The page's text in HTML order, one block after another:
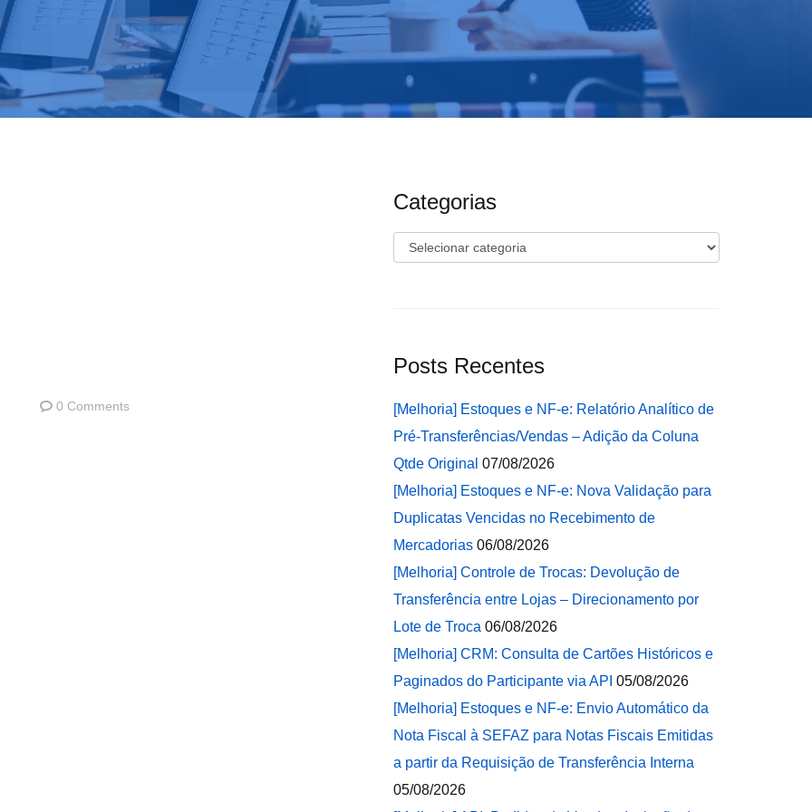
0 Comments
Categorias
Categorias
Posts Recentes
[Melhoria] Estoques e NF-e: Relatório Analítico de
Pré-Transferências/Vendas – Adição da Coluna
Qtde Original 07/08/2026
[Melhoria] Estoques e NF-e: Nova Validação para
Duplicatas Vencidas no Recebimento de
Mercadorias 06/08/2026
[Melhoria] Controle de Trocas: Devolução de
Transferência entre Lojas – Direcionamento por
Lote de Troca 06/08/2026
[Melhoria] CRM: Consulta de Cartões Históricos e
Paginados do Participante via API 05/08/2026
[Melhoria] Estoques e NF-e: Envio Automático da
Nota Fiscal à SEFAZ para Notas Fiscais Emitidas
a partir da Requisição de Transferência Interna
05/08/2026